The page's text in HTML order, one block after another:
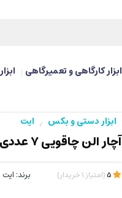
ابزار کارگاهی و تعمیرگاهی
ابزار دستی و بکس / ایت
آچار الن چاقویی 7 عددی برند ایت مدل 009-4 اینچی
(امتیاز 1خریدار) برند: ایت